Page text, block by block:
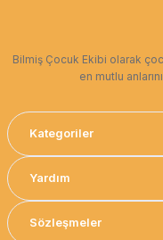
Bilmiş Çocuk Ekibi olarak
en mutlu
Kategoriler
Yardım
Sözleşmeler